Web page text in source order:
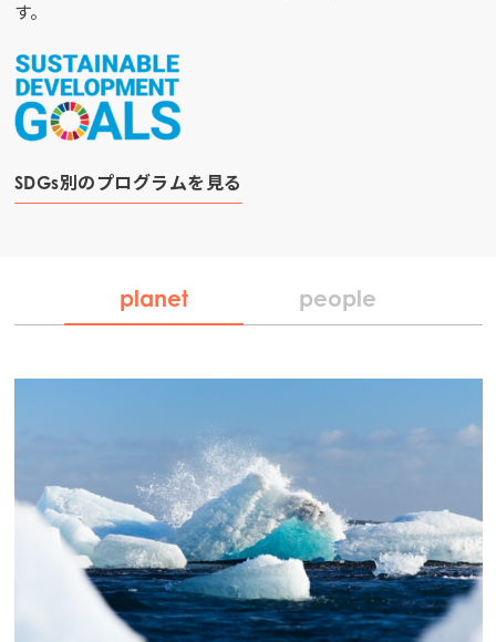
す。
SDGs別のプログラムを見る
people
planet